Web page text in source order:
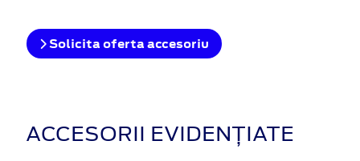
Solicita oferta accesoriu
ACCESORII EVIDENȚIATE